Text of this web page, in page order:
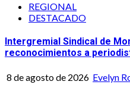
REGIONAL
DESTACADO
Intergremial Sindical de
reconocimientos a
8 de agosto de 2026 Evelyn